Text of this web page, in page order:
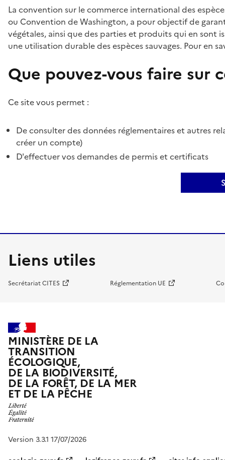
La convention sur le commerce international des
ou Convention de Washington, a pour objectif de
végétales, ainsi que des parties et produits qui en sont
une utilisation durable des espèces sauvages. Pour en
Que pouvez-vous faire sur
Ce site vous permet :
De consulter des données réglementaires et autres
créer un compte)
D'effectuer vos demandes de permis et certificats
Liens utiles
Secrétariat CITES Réglementation UE
MINISTÈRE DE LA
TRANSITION
ÉCOLOGIQUE,
DE LA BIODIVERSITÉ,
DE LA FORÊT, DE LA MER
ET DE LA PÊCHE
Version 3.3.1 17/07/2026